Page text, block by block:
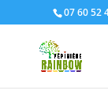
07 60 52